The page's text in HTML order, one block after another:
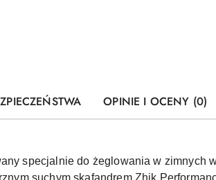
OPINIE I OCENY (0)
specjalnie do żeglowania w zimnych